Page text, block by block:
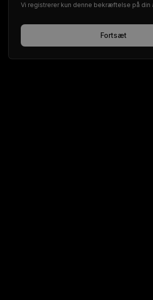
Vi registrerer kun denne bekræftelse på din
Fortsæt